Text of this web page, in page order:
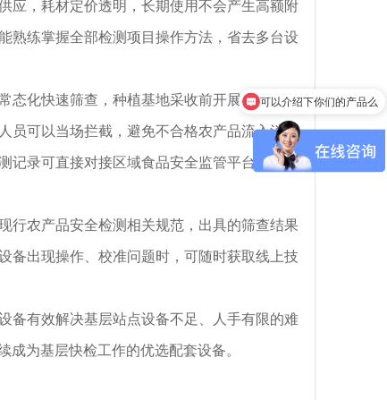
应，耗材定价透明，长期使用不会产生高额附
熟练掌握全部检测项目操作方法，省去多台设
化快速筛查，种植基地采收前开展自检，畜
员可以当场拦截，避免不合格农产品流入消费
记录可直接对接区域食品安全监管平台，实现
农产品安全检测相关规范，出具的筛查结果
备出现操作、校准问题时，可随时获取线上技
有效解决基层站点设备不足、人手有限的难
为基层快检工作的优选配套设备。
可以介绍下你们的产品么